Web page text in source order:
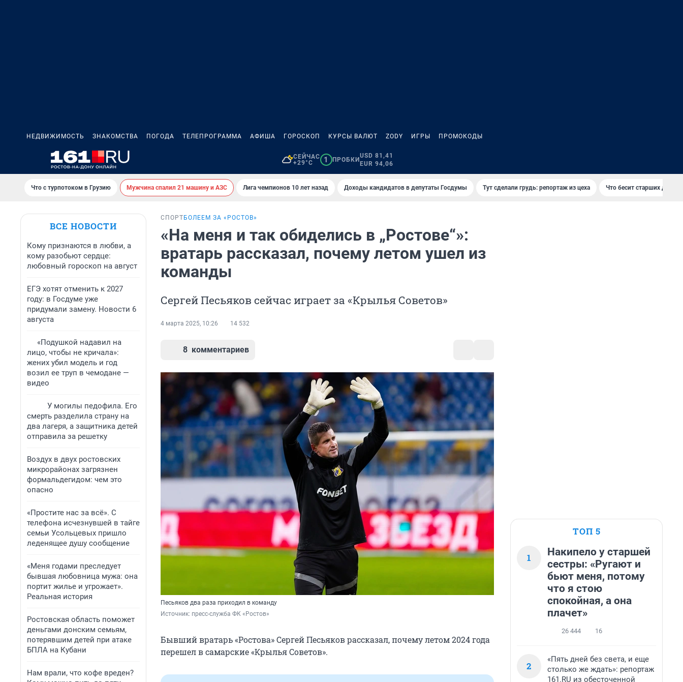
НЕДВИЖИМОСТЬ ЗНАКОМСТВА ПОГОДА ТЕЛЕПРОГРАММА АФИША ГОРОСКОП КУРСЫ ВАЛЮТ ZODY ИГРЫ ПРОМОКОДЫ
СЕЙЧАС
+29°C
1 ПРОБКИ
USD 81,41
EUR 94,06
Что с турпотоком в Грузию Мужчина спалил 21 машину и АЗС Лига чемпионов 10 лет назад Доходы кандидатов в депутаты Госдумы Тут сделали грудь: репортаж из цеха Что бесит старших детей
ВСЕ НОВОСТИ
Кому признаются в любви, а
кому разобьют сердце:
любовный гороскоп на август
ЕГЭ хотят отменить к 2027
году: в Госдуме уже
придумали замену. Новости 6
августа
«Подушкой надавил на
лицо, чтобы не кричала»:
жених убил модель и год
возил ее труп в чемодане —
видео
У могилы педофила. Его
смерть разделила страну на
два лагеря, а защитника детей
отправила за решетку
Воздух в двух ростовских
микрорайонах загрязнен
формальдегидом: чем это
опасно
«Простите нас за всё». С
телефона исчезнувшей в тайге
семьи Усольцевых пришло
леденящее душу сообщение
«Меня годами преследует
бывшая любовница мужа: она
портит жилье и угрожает».
Реальная история
Ростовская область поможет
деньгами донским семьям,
потерявшим детей при атаке
БПЛА на Кубани
Нам врали, что кофе вреден?
СПОРТ БОЛЕЕМ ЗА «РОСТОВ»
«На меня и так обиделись в „Ростове“»:
вратарь рассказал, почему летом ушел из
команды
Сергей Песьяков сейчас играет за «Крылья Советов»
4 марта 2025, 10:26 14 532
8 комментариев
Песьяков два раза приходил в команду
Источник: пресс-служба ФК «Ростов»
Бывший вратарь «Ростова» Сергей Песьяков рассказал, почему летом 2024 года
перешел в самарские «Крылья Советов».
ТОП 5
1
Накипело у старшей
сестры: «Ругают и
бьют меня, потому
что я стою
спокойная, а она
плачет»
26 444 16
2
«Пять дней без света, и еще
столько же ждать»: репортаж
161.RU из обесточенной